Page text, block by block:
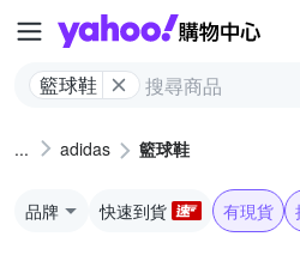
籃球鞋
adidas 籃球鞋
品牌 快速到貨 有現貨